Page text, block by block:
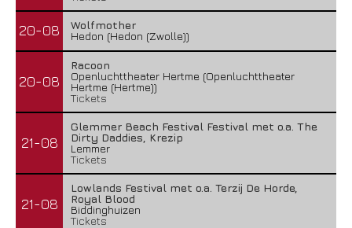
20-08
Wolfmother
Hedon (Hedon (Zwolle))
20-08
Racoon
Openluchttheater Hertme (Openluchttheater
Hertme (Hertme))
Tickets
21-08
Glemmer Beach Festival Festival met o.a. The
Dirty Daddies, Krezip
Lemmer
Tickets
21-08
Lowlands Festival met o.a. Terzij De Horde,
Royal Blood
Biddinghuizen
Tickets